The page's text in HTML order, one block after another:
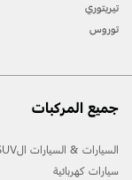
تيريتوري
توروس
جميع المركبات
السيارات & السيارات الSUV
سيارات كهربائية